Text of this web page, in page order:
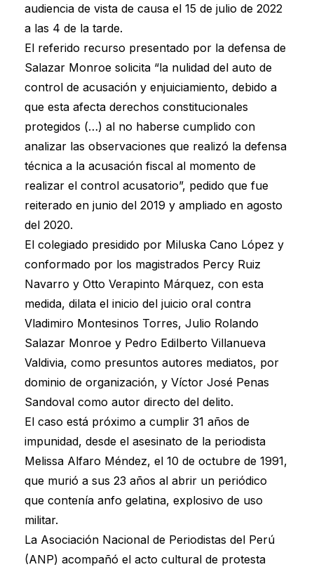
audiencia de vista de causa el 15 de julio de 2022
a las 4 de la tarde.
El referido recurso presentado por la defensa de
Salazar Monroe solicita “la nulidad del auto de
control de acusación y enjuiciamiento, debido a
que esta afecta derechos constitucionales
protegidos (…) al no haberse cumplido con
analizar las observaciones que realizó la defensa
técnica a la acusación fiscal al momento de
realizar el control acusatorio”, pedido que fue
reiterado en junio del 2019 y ampliado en agosto
del 2020.
El colegiado presidido por Miluska Cano López y
conformado por los magistrados Percy Ruiz
Navarro y Otto Verapinto Márquez, con esta
medida, dilata el inicio del juicio oral contra
Vladimiro Montesinos Torres, Julio Rolando
Salazar Monroe y Pedro Edilberto Villanueva
Valdivia, como presuntos autores mediatos, por
dominio de organización, y Víctor José Penas
Sandoval como autor directo del delito.
El caso está próximo a cumplir 31 años de
impunidad, desde el asesinato de la periodista
Melissa Alfaro Méndez, el 10 de octubre de 1991,
que murió a sus 23 años al abrir un periódico
que contenía anfo gelatina, explosivo de uso
militar.
La Asociación Nacional de Periodistas del Perú
(ANP) acompañó el acto cultural de protesta